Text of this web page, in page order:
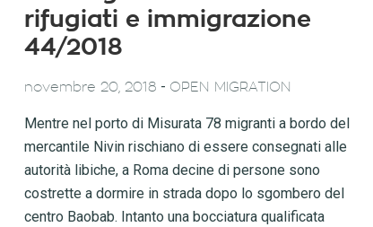
rifugiati e immigrazione
44/2018
novembre 20, 2018 - OPEN MIGRATION
Mentre nel porto di Misurata 78 migranti a bordo del
mercantile Nivin rischiano di essere consegnati alle
autorità libiche, a Roma decine di persone sono
costrette a dormire in strada dopo lo sgombero del
centro Baobab. Intanto una bocciatura qualificata